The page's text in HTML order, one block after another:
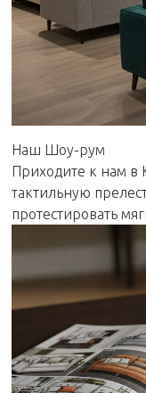
Наш Шоу-рум
Приходите к нам в
тактильную
протестировать